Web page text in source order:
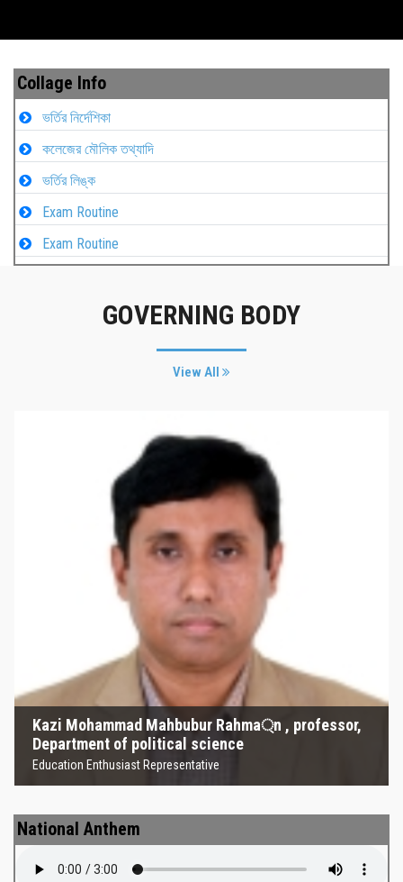
Collage Info
ভর্তির নির্দেশিকা
কলেজের মৌলিক তথ্যাদি
ভর্তির লিঙ্ক
Exam Routine
Exam Routine
GOVERNING BODY
View All
Kazi Mohammad Mahbubur Rahma্‌n , professor,
Department of political science
Education Enthusiast Representative
Kazi Mohammad Mahbubur
Rahma্‌n , professor, Department
of political science
Education Enthusiast Representative
National Anthem